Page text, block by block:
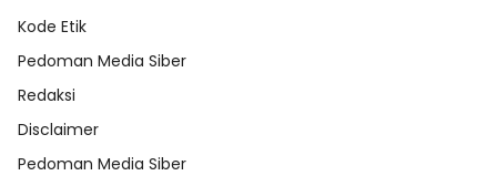
Kode Etik
Pedoman Media Siber
Redaksi
Disclaimer
Pedoman Media Siber